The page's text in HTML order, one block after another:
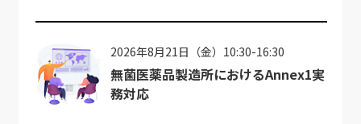
2026年8月21日（金）10:30-16:30
無菌医薬品製造所におけるAnnex1実
務対応